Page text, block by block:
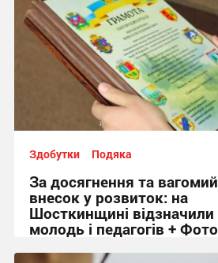
Здобутки Подяка
За досягнення та вагомий
внесок у розвиток: на
Шосткинщині відзначили
молодь і педагогів + Фото